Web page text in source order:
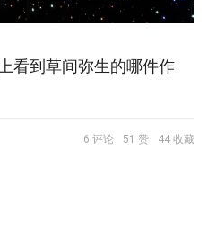
看到草间弥生的哪件作
6 评论 51 赞 44 收藏